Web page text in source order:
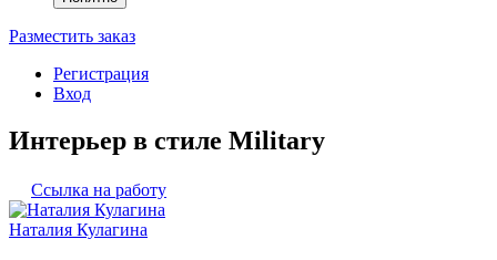
Разместить заказ
Регистрация
Вход
Интерьер в стиле Military
Ссылка на работу
Наталия Кулагина